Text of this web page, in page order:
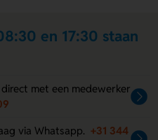
en 17:30 staan
met een medewerker
via Whatsapp. +31 344